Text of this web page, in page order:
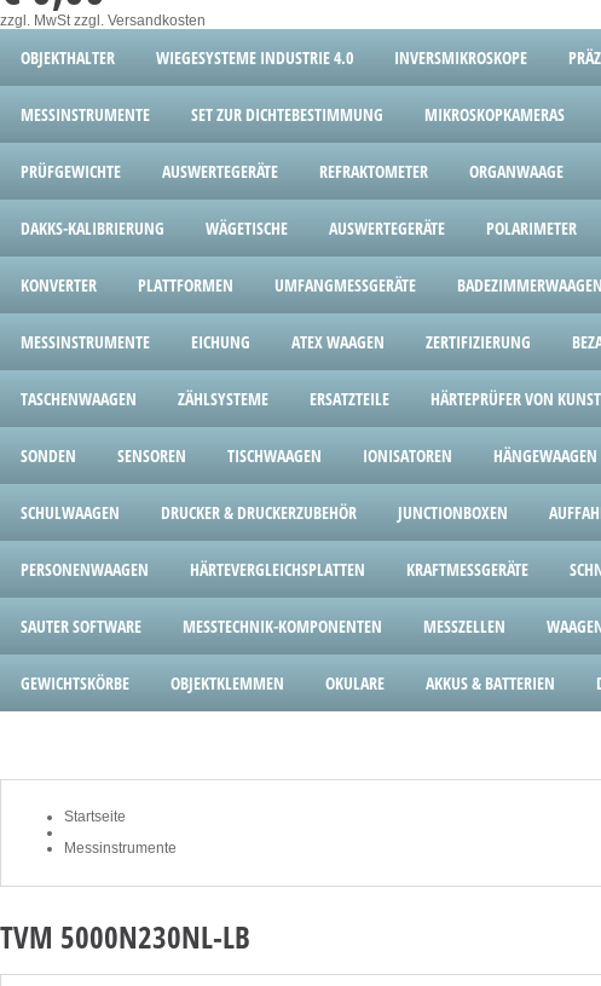
zzgl. MwStzzgl. Versandkosten
OBJEKTHALTER WIEGESYSTEME INDUSTRIE 4.0 INVERSMIKROSKOPE
MESSINSTRUMENTE SET ZUR DICHTEBESTIMMUNG MIKROSKOPKAMERAS
PRÜFGEWICHTE AUSWERTEGERÄTE REFRAKTOMETER ORGANWAAGE
DAKKS-KALIBRIERUNG WÄGETISCHE AUSWERTEGERÄTE POLARIMETER
KONVERTER PLATTFORMEN UMFANGMESSGERÄTE BADEZIMMERWAAGEN
MESSINSTRUMENTE EICHUNG ATEX WAAGEN ZERTIFIZIERUNG
TASCHENWAAGEN ZÄHLSYSTEME ERSATZTEILE HÄRTEPRÜFER VON
SONDEN SENSOREN TISCHWAAGEN IONISATOREN HÄNGEWAAGEN
SCHULWAAGEN DRUCKER & DRUCKERZUBEHÖR JUNCTIONBOXEN
PERSONENWAAGEN HÄRTEVERGLEICHSPLATTEN KRAFTMESSGERÄTE
SAUTER SOFTWARE MESSTECHNIK-KOMPONENTEN MESSZELLEN
GEWICHTSKÖRBE OBJEKTKLEMMEN OKULARE AKKUS & BATTERIEN
Startseite
Messinstrumente
TVM 5000N230NL-LB